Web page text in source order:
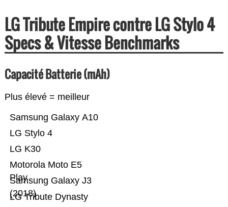
LG Tribute Empire contre LG Stylo 4
Specs & Vitesse Benchmarks
Capacité Batterie (mAh)
Plus élevé = meilleur
LG Tribute Dynasty
Samsung Galaxy J3
(2018)
Motorola Moto E5
Play
LG K30
LG Stylo 4
Samsung Galaxy A10